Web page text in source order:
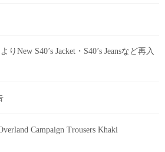
りNew S40’s Jacket・S40’s Jeansなど再入
Campaign Trousers Khaki